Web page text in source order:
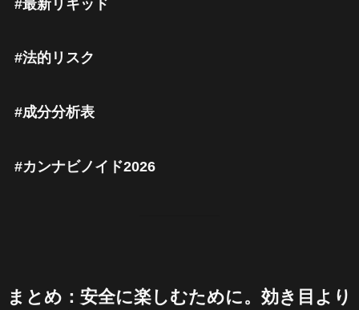
#最新リキッド
#法的リスク
#成分分析表
#カンナビノイド2026
まとめ：安全に楽しむために。効き目より